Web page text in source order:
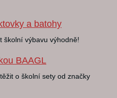
a batohy
školní výbavu výhodně!
BAAGL
o školní sety od značky